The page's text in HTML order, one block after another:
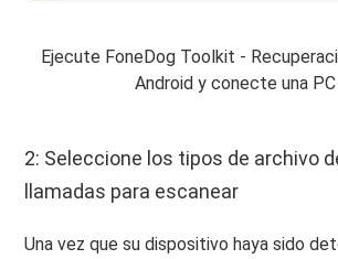
Ejecute FoneDog Toolkit -
Android y conecte una PC
2: Seleccione los tipos de archivo
llamadas para escanear
Una vez que su dispositivo haya sido